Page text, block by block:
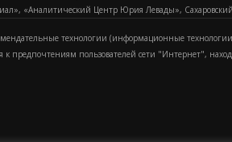
«Аналитический Центр Юрия Левады»,
технологии (информационные
к предпочтениям пользователей сети "Интернет",